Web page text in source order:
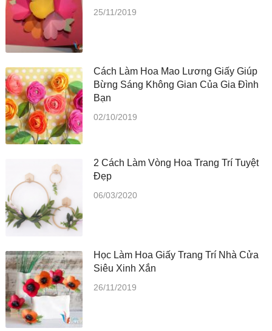
25/11/2019
Cách Làm Hoa Mao Lương Giấy Giúp
Bừng Sáng Không Gian Của Gia Đình
Bạn
02/10/2019
2 Cách Làm Vòng Hoa Trang Trí Tuyệt
Đẹp
06/03/2020
Học Làm Hoa Giấy Trang Trí Nhà Cửa
Siêu Xinh Xắn
26/11/2019